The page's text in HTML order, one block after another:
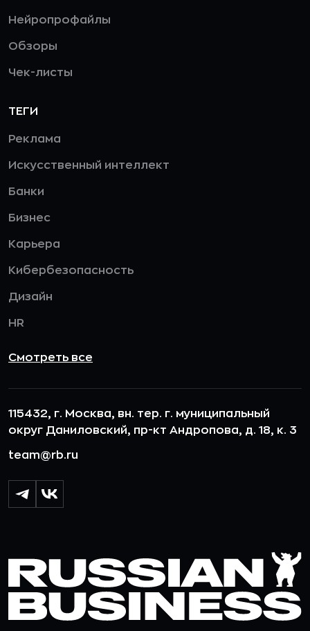
Нейропрофайлы
Обзоры
Чек-листы
ТЕГИ
Реклама
Искусственный интеллект
Банки
Бизнес
Карьера
Кибербезопасность
Дизайн
HR
Смотреть все
115432, г. Москва, вн. тер. г. муниципальный
округ Даниловский, пр-кт Андропова, д. 18, к. 3
team@rb.ru